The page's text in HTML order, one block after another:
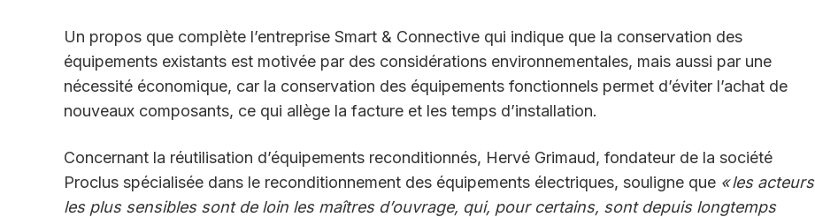
Un propos que complète l’entreprise Smart & Connective qui indique que la conservation des
équipements existants est motivée par des considérations environnementales, mais aussi par une
nécessité économique, car la conservation des équipements fonctionnels permet d’éviter l’achat de
nouveaux composants, ce qui allège la facture et les temps d’installation.
Concernant la réutilisation d’équipements reconditionnés, Hervé Grimaud, fondateur de la société
Proclus spécialisée dans le reconditionnement des équipements électriques, souligne que « les acteurs
les plus sensibles sont de loin les maîtres d’ouvrage, qui, pour certains, sont depuis longtemps